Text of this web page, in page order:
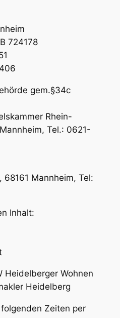
724178
gem.§34c
Rhein-
Tel.: 0621-
68161 Mannheim, Tel:
Inhalt:
Heidelberger Wohnen
Heidelberg
Zeiten per